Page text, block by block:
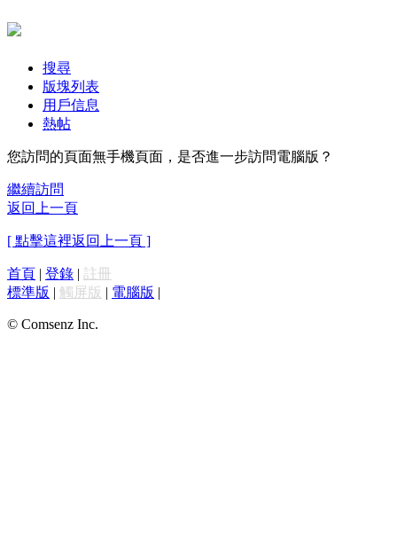
搜尋
版塊列表
用戶信息
熱帖
您訪問的頁面無手機頁面，是否進一步訪問電腦版？
繼續訪問
返回上一頁
[ 點擊這裡返回上一頁 ]
首頁 | 登錄 | 註冊
標準版 | 觸屏版 | 電腦版 |
© Comsenz Inc.